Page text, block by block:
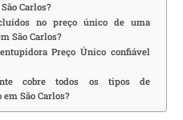
Carlos?
no preço único de uma
São Carlos?
Preço Único confiável
cobre todos os tipos de
São Carlos?